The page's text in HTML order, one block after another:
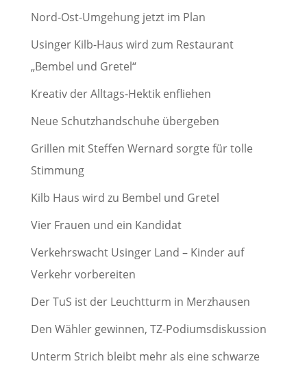
Nord-Ost-Umgehung jetzt im Plan
Usinger Kilb-Haus wird zum Restaurant
„Bembel und Gretel“
Kreativ der Alltags-Hektik enfliehen
Neue Schutzhandschuhe übergeben
Grillen mit Steffen Wernard sorgte für tolle
Stimmung
Kilb Haus wird zu Bembel und Gretel
Vier Frauen und ein Kandidat
Verkehrswacht Usinger Land – Kinder auf
Verkehr vorbereiten
Der TuS ist der Leuchtturm in Merzhausen
Den Wähler gewinnen, TZ-Podiumsdiskussion
Unterm Strich bleibt mehr als eine schwarze